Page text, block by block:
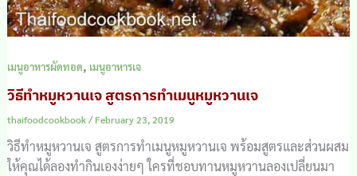
เมนูอาหารผัดทอด, เมนูอาหารเจ
วิธีทำหมูหวานเจ สูตรการทำเมนูหมูหวานเจ
thaifoodcookbook/February 23, 2019
วิธีทำหมูหวานเจ สูตรการทำเมนูหมูหวานเจ พร้อมสูตรและส่วนผสม
ให้คุณได้ลองทำกินเองง่ายๆ ใครที่ชอบทานหมูหวานลองเปลี่ยนมา